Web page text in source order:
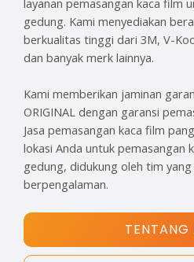
layanan pemasangan kaca film
gedung. Kami menyediakan
berkualitas tinggi dari 3M, V-
dan banyak merk lainnya.
Kami memberikan jaminan
ORIGINAL dengan garansi
Jasa pemasangan kaca film
lokasi Anda untuk pemasangan
gedung, didukung oleh tim
berpengalaman.
TENTANG